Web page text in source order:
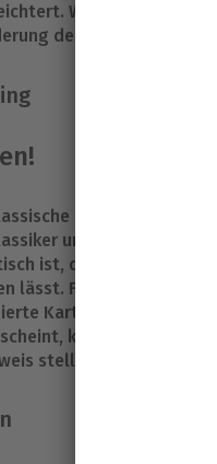
Wer sich anfangs
der Slackline
Outdoor Spiel
unter den
ist, dass das
lässt. Falls Du planst
Kartenversionen. Uno
kannst Du Dein
stellen.